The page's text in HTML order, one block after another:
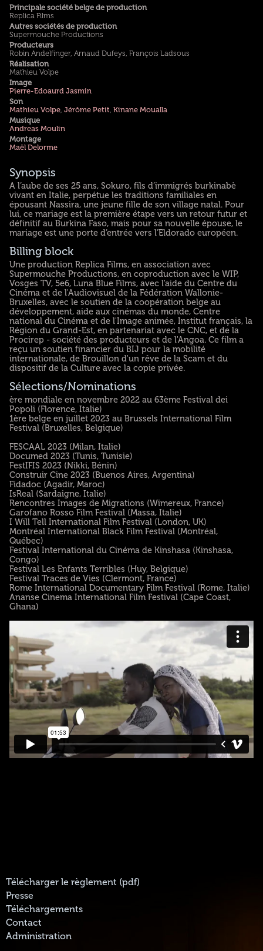
Principale société belge de production
Replica Films
Autres sociétés de production
Supermouche Productions
Producteurs
Robin Andelfinger, Arnaud Dufeys, François Ladsous
Réalisation
Mathieu Volpe
Image
Pierre-Edoaurd Jasmin
Son
Mathieu Volpe, Jérôme Petit Kinane Moualla
Musique
Andreas Moulin
Montage
Maël Delorme
Synopsis
A l’aube de ses 25 ans, Sokuro, fils d’immigrés burkinabè
vivant en Italie, perpétue les traditions familiales en
épousant Nassira, une jeune fille de son village natal. Pour
lui, ce mariage est la première étape vers un retour futur et
définitif au Burkina Faso, mais pour sa nouvelle épouse, le
mariage est une porte d’entrée vers l’Eldorado européen.
Billing block
Une production Replica Films, en association avec
Supermouche Productions, en coproduction avec le WIP,
Vosges TV, 5e6, Luna Blue Films, avec l'aide du Centre du
Cinéma et de l'Audiovisuel de la Fédération Wallonie-
Bruxelles, avec le soutien de la coopération belge au
développement, aide aux cinémas du monde, Centre
national du Cinéma et de l'Image animée, Institut français, la
Région du Grand-Est, en partenariat avec le CNC, et de la
Procirep - société des producteurs et de l'Angoa. Ce film a
reçu un soutien financier du BIJ pour la mobilité
internationale, de Brouillon d'un rêve de la Scam et du
dispositif de la Culture avec la copie privée.
Sélections/Nominations
ère mondiale en novembre 2022 au 63ème Festival dei
Popoli (Florence, Italie)
1ère belge en juillet 2023 au Brussels International Film
Festival (Bruxelles, Belgique)
FESCAAL 2023 (Milan, Italie)
Documed 2023 (Tunis, Tunisie)
FestIFIS 2023 (Nikki, Bénin)
Construir Cine 2023 (Buenos Aires, Argentina)
Fidadoc (Agadir, Maroc)
IsReal (Sardaigne, Italie)
Rencontres Images de Migrations (Wimereux, France)
Garofano Rosso Film Festival (Massa, Italie)
I Will Tell International Film Festival (London, UK)
Montréal International Black Film Festival (Montréal,
Québec)
Festival International du Cinéma de Kinshasa (Kinshasa,
Congo)
Festival Les Enfants Terribles (Huy, Belgique)
Festival Traces de Vies (Clermont, France)
Rome International Documentary Film Festival (Rome, Italie)
Ananse Cinema International Film Festival (Cape Coast,
Ghana)
Télécharger le règlement (pdf)
Presse
Téléchargements
Contact
Administration